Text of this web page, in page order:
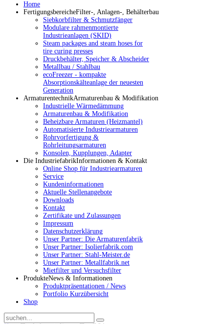
Home
FertigungsbereicheFilter-, Anlagen-, Behälterbau
Siebkorbfilter & Schmutzfänger
Modulare rahmenmontierte
Industrieanlagen (SKID)
Steam packages and steam hoses for
tire curing presses
Druckbehälter, Speicher & Abscheider
Metallbau / Stahlbau
ecoFreezer - kompakte
Absorptionskälteanlage der neuesten
Generation
ArmaturentechnikArmaturenbau & Modifikation
Industrielle Wärmedämmung
Armaturenbau & Modifikation
Beheizbare Armaturen (Heizmantel)
Automatisierte Industriearmaturen
Rohrvorfertigung &
Rohrleitungsarmaturen
Konsolen, Kupplungen, Adapter
Die IndustriefabrikInformationen & Kontakt
Online Shop für Industriearmaturen
Service
Kundeninformationen
Aktuelle Stellenangebote
Downloads
Kontakt
Zertifikate und Zulassungen
Impressum
Datenschutzerklärung
Unser Partner: Die Armaturenfabrik
Unser Partner: Isolierfabrik.com
Unser Partner: Stahl-Meister.de
Unser Partner: Metallfabrik.net
Mietfilter und Versuchsfilter
ProdukteNews & Informationen
Produktpräsentationen / News
Portfolio Kurzübersicht
Shop